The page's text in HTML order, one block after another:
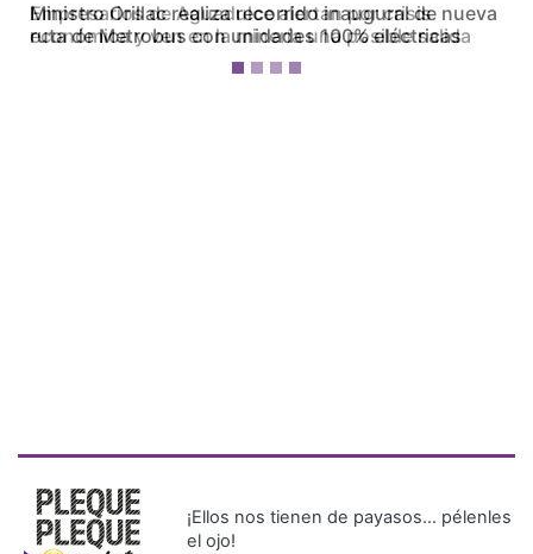
Empresarios de Aguadulce alertan por crisis
económica y ven en la minería una posible salida
¡Ellos nos tienen de payasos… pélenles
el ojo!